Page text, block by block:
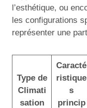
l’esthétique, ou
les configurations
représenter une
Type de
Climati
sation
Caracté
ristique
s
princip